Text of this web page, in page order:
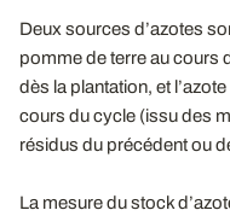
Deux sources d’azotes
pomme de terre au cours
dès la plantation, et
cours du cycle (issu des
résidus du précédent ou
La mesure du stock